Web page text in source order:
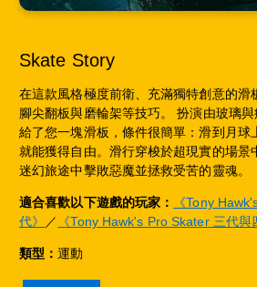
Skate Story
在這款風格極度前衛、充滿獨特創意的滑
腳尖翻板與磨輪架等技巧。 扮演由玻璃
給了您一塊滑板，條件很簡單：滑到月球
就能獲得自由。滑行穿梭於超現實的場景
迷幻旅途中擊敗惡魔並拯救受苦的靈魂。
適合喜歡以下遊戲的玩家：
《Tony
代》
／ 《Tony Hawk's Pro Skater 三代與
類型：運動